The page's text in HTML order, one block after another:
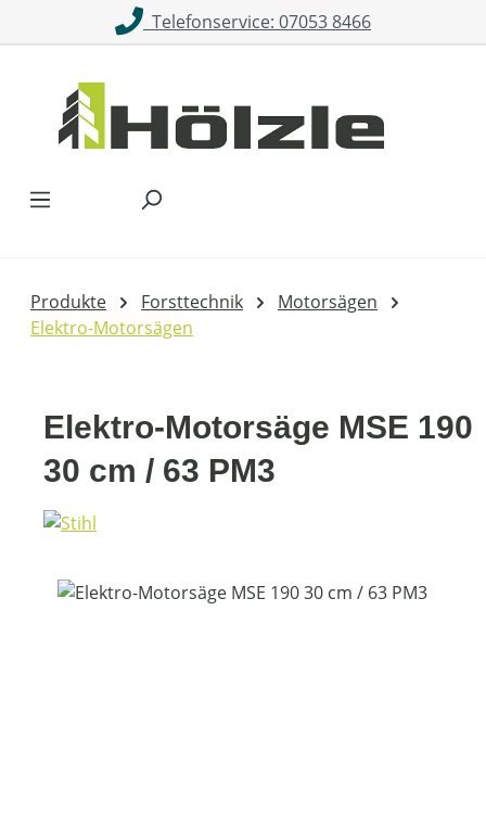
Zum Hauptinhalt springenTelefonservice: 07053 8466
Produkte Forsttechnik
Motorsägen
Elektro-Motorsägen
Elektro-Motorsäge MSE 190
30 cm / 63 PM3
Bildergalerie überspringen